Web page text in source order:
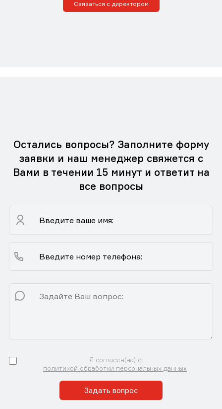
Связаться с директором
Остались вопросы? Заполните форму
заявки и наш менеджер свяжется с
Вами в течении 15 минут и ответит на
все вопросы
Я согласен(на) с
политикой обработки персональных данных
Задать вопрос